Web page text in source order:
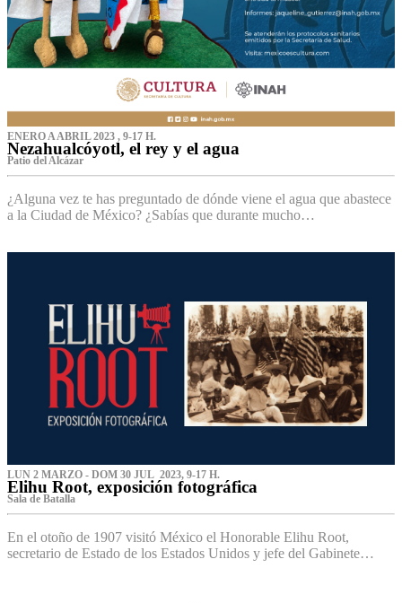
ENERO A ABRIL 2023 , 9-17 H.
Nezahualcóyotl, el rey y el agua
Patio del Alcázar
¿Alguna vez te has preguntado de dónde viene el agua que abastece
a la Ciudad de México? ¿Sabías que durante mucho…
LUN 2 MARZO - DOM 30 JUL 2023, 9-17 H.
Elihu Root, exposición fotográfica
Sala de Batalla
En el otoño de 1907 visitó México el Honorable Elihu Root,
secretario de Estado de los Estados Unidos y jefe del Gabinete…